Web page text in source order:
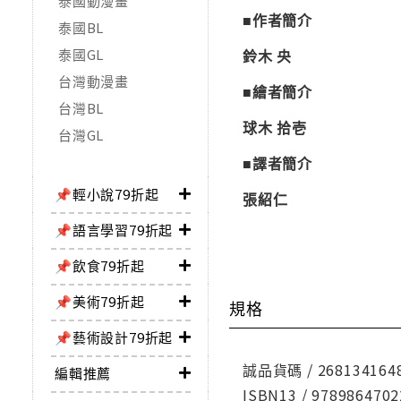
泰國BL
泰國GL
台灣動漫畫
台灣BL
台灣GL
📌輕小說79折起
📌語言學習79折起
📌飲食79折起
📌美術79折起
📌藝術設計79折起
編輯推薦
■作者簡介
鈴木 央
■繪者簡介
球木 拾壱
■譯者簡介
張紹仁
規格
誠品貨碼 /
ISBN13 /